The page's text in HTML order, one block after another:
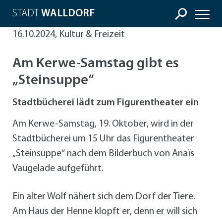
STADT WALLDORF
16.10.2024, Kultur & Freizeit
Am Kerwe-Samstag gibt es
„Steinsuppe“
Stadtbücherei lädt zum Figurentheater ein
Am Kerwe-Samstag, 19. Oktober, wird in der
Stadtbücherei um 15 Uhr das Figurentheater
„Steinsuppe“ nach dem Bilderbuch von Anaïs
Vaugelade aufgeführt.
Ein alter Wolf nähert sich dem Dorf der Tiere.
Am Haus der Henne klopft er, denn er will sich